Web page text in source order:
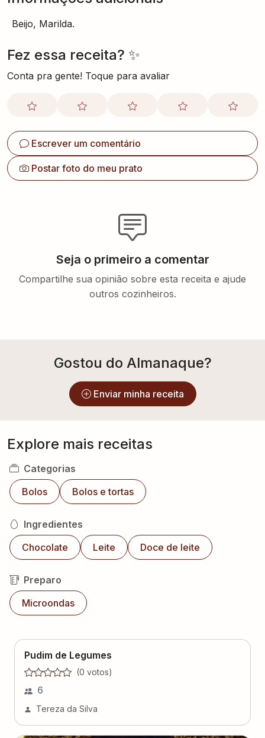
Beijo, Marilda.
Fez essa receita? ✨
Conta pra gente! Toque para avaliar
Escrever um comentário
Postar foto do meu prato
Seja o primeiro a comentar
Compartilhe sua opinião sobre esta receita e ajude
outros cozinheiros.
Gostou do Almanaque?
Enviar minha receita
Explore mais receitas
Categorias
Bolos
Bolos e tortas
Ingredientes
Chocolate
Leite Doce de leite
Preparo
Microondas
Pudim de Legumes
(0 votos)
6
Tereza da Silva